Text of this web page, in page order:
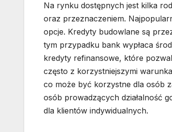
Na rynku dostępnych jest kilka
oraz przeznaczeniem.
opcje. Kredyty budowlane są
tym przypadku bank wypłaca
kredyty refinansowe, które
często z korzystniejszymi
co może być korzystne dla osób
osób prowadzących działalność
dla klientów indywidualnych.